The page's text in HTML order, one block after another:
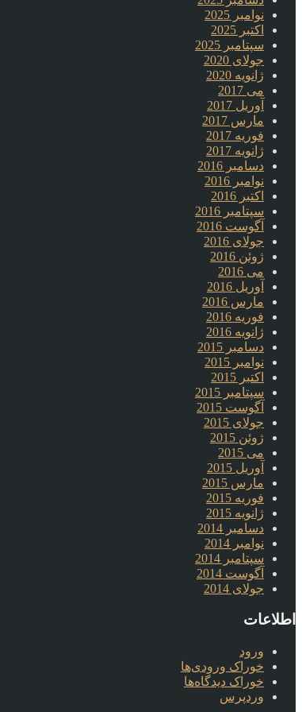
نوامبر 2025
اکتبر 2025
سپتامبر 2025
جولای 2020
ژانویه 2020
می 2017
آوریل 2017
مارس 2017
فوریه 2017
ژانویه 2017
دسامبر 2016
نوامبر 2016
اکتبر 2016
سپتامبر 2016
آگوست 2016
جولای 2016
ژوئن 2016
می 2016
آوریل 2016
مارس 2016
فوریه 2016
ژانویه 2016
دسامبر 2015
نوامبر 2015
اکتبر 2015
سپتامبر 2015
آگوست 2015
جولای 2015
ژوئن 2015
می 2015
آوریل 2015
مارس 2015
فوریه 2015
ژانویه 2015
دسامبر 2014
نوامبر 2014
سپتامبر 2014
آگوست 2014
جولای 2014
اطلاعات
ورود
خوراک ورودی‌ها
خوراک دیدگاه‌ها
وردپرس